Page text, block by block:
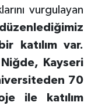
vurgulayan
katılım var.
Kayseri
70
ile katılım